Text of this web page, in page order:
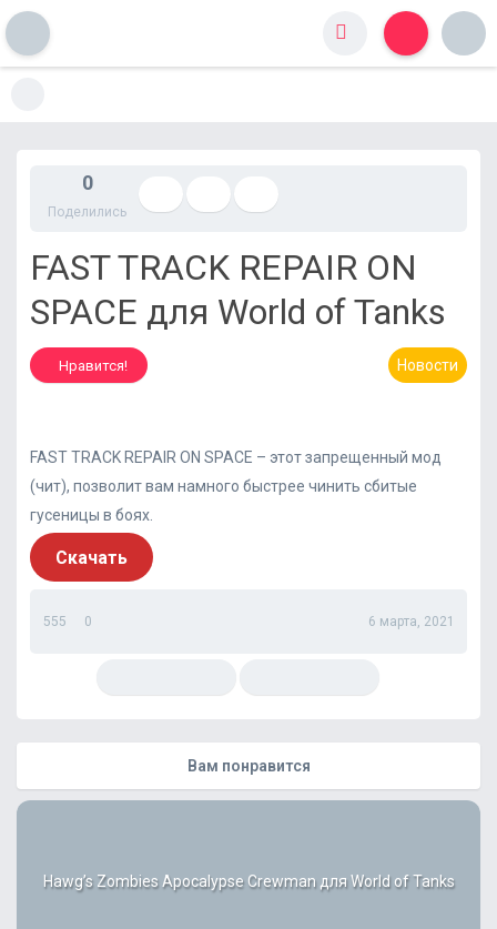
0
Поделились
FAST TRACK REPAIR ON
SPACE для World of Tanks
Нравится! Новости
FAST TRACK REPAIR ON SPACE – этот запрещенный мод
(чит), позволит вам намного быстрее чинить сбитые
гусеницы в боях.
Скачать
555 0 6 марта, 2021
Вам понравится
Hawg’s Zombies Apocalypse Crewman для World of Tanks